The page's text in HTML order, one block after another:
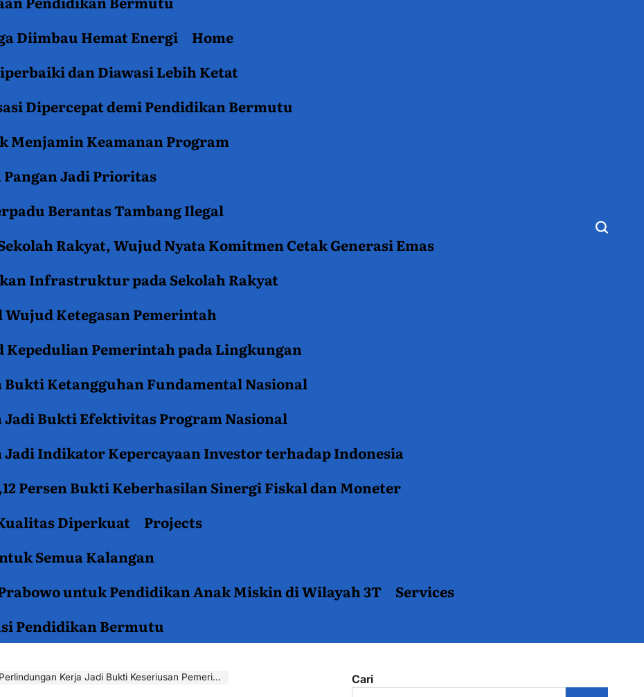
Diimbau Hemat Energi
Home
dan Diawasi Lebih Ketat
Dipercepat demi Pendidikan Bermutu
Menjamin Keamanan Program
Pangan Jadi Prioritas
Berantas Tambang Ilegal
Rakyat, Wujud Nyata Komitmen Cetak Generasi Emas
Infrastruktur pada Sekolah Rakyat
Ketegasan Pemerintah
Pemerintah pada Lingkungan
Bukti Ketangguhan Fundamental Nasional
Jadi Bukti Efektivitas Program Nasional
Jadi Indikator Kepercayaan Investor terhadap Indonesia
Persen Bukti Keberhasilan Sinergi Fiskal dan Moneter
Diperkuat
Projects
Semua Kalangan
untuk Pendidikan Anak Miskin di Wilayah 3T
Services
Pendidikan Bermutu
Kerja Jadi Bukti Keseriusan Pemerintah untuk Buruh
Cari